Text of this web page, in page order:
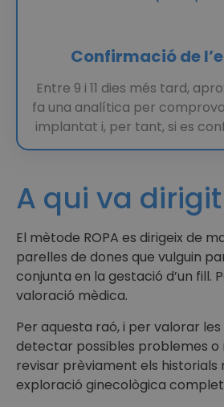
Confirmació de
Entre 9 i 11 dies més tard,
fa una analítica per
implantat i, per tant, si es
A qui va dirigit
El mètode ROPA es dirigeix de
parelles de dones que vulguin
conjunta en la gestació d’un fill.
valoració mèdica.
Per aquesta raó, i per valorar les
detectar possibles problemes o
revisar prèviament els historials
exploració ginecològica